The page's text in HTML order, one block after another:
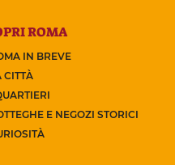
ROMA
IN BREVE
CITTÀ
E NEGOZI STORICI